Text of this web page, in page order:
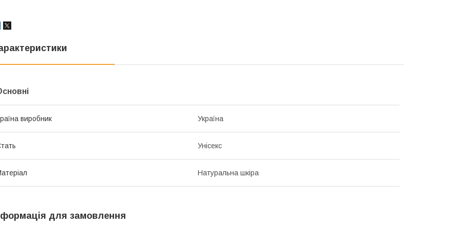
виробник Україна
Унісекс
Натуральна шкіра
для замовлення